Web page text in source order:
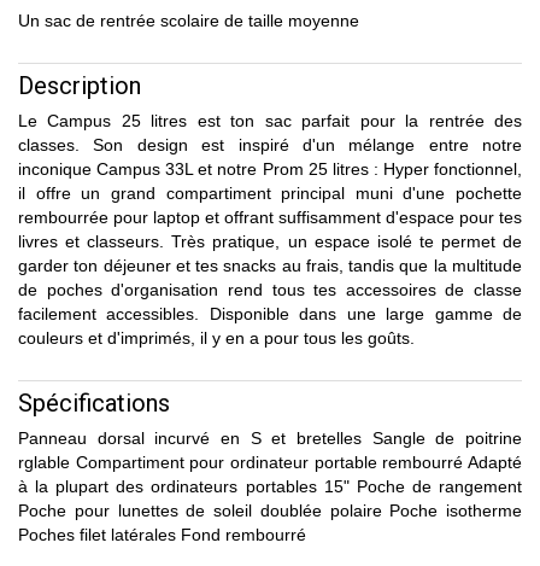
Un sac de rentrée scolaire de taille moyenne
Description
Le Campus 25 litres est ton sac parfait pour la rentrée des
classes. Son design est inspiré d'un mélange entre notre
inconique Campus 33L et notre Prom 25 litres : Hyper fonctionnel,
il offre un grand compartiment principal muni d'une pochette
rembourrée pour laptop et offrant suffisamment d'espace pour tes
livres et classeurs. Très pratique, un espace isolé te permet de
garder ton déjeuner et tes snacks au frais, tandis que la multitude
de poches d'organisation rend tous tes accessoires de classe
facilement accessibles. Disponible dans une large gamme de
couleurs et d'imprimés, il y en a pour tous les goûts.
Spécifications
Panneau dorsal incurvé en S et bretelles Sangle de poitrine
rglable Compartiment pour ordinateur portable rembourré Adapté
à la plupart des ordinateurs portables 15" Poche de rangement
Poche pour lunettes de soleil doublée polaire Poche isotherme
Poches filet latérales Fond rembourré